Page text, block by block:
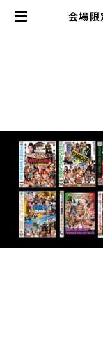
会場限